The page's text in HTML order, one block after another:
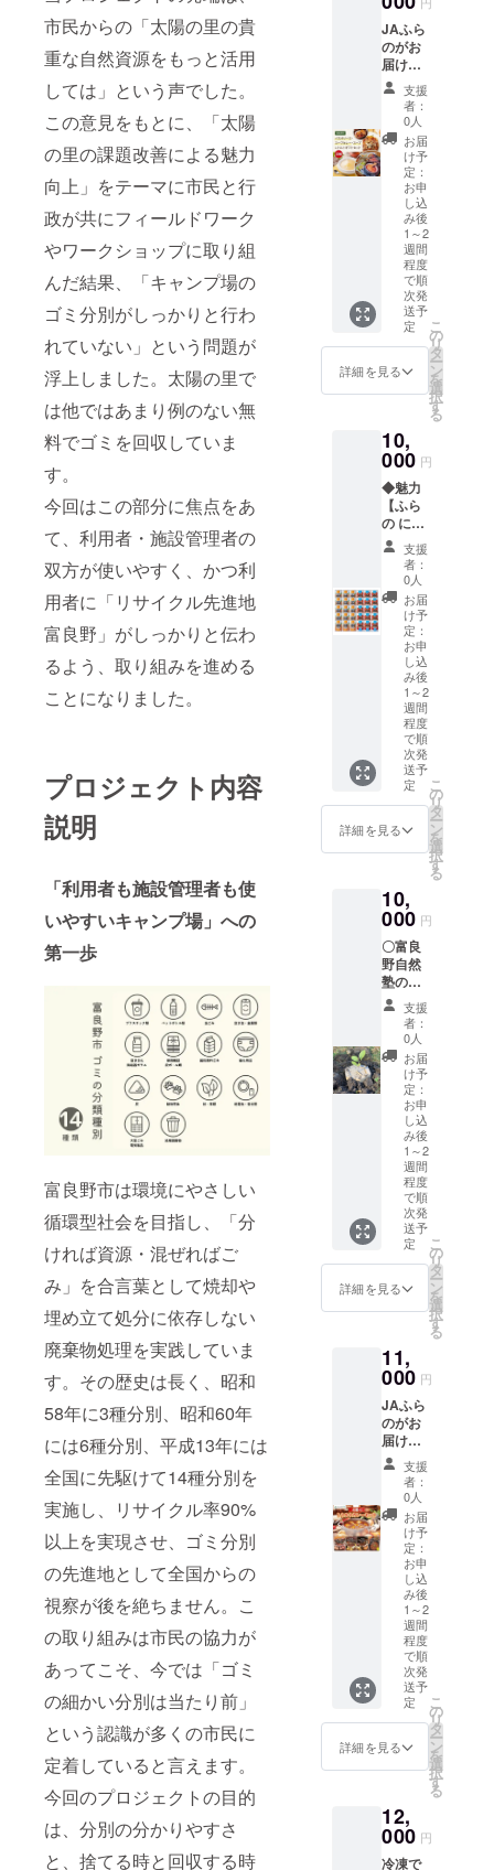
市民からの「太陽の里の貴
重な自然資源をもっと活用
しては」という声でした。
この意見をもとに、「太陽
の里の課題改善による魅力
向上」をテーマに市民と行
政が共にフィールドワーク
やワークショップに取り組
んだ結果、「キャンプ場の
ゴミ分別がしっかりと行わ
れていない」という問題が
浮上しました。太陽の里で
は他ではあまり例のない無
料でゴミを回収していま
す。
今回はこの部分に焦点をあ
て、利用者・施設管理者の
双方が使いやすく、かつ利
用者に「リサイクル先進地
富良野」がしっかりと伝わ
るよう、取り組みを進める
ことになりました。
プロジェクト内容
説明
「利用者も施設管理者も使
いやすいキャンプ場」への
第一歩
富良野市は環境にやさしい
循環型社会を目指し、「分
ければ資源・混ぜればご
み」を合言葉として焼却や
埋め立て処分に依存しない
廃棄物処理を実践していま
す。その歴史は長く、昭和
58年に3種分別、昭和60年
には6種分別、平成13年には
全国に先駆けて14種分別を
実施し、リサイクル率90%
以上を実現させ、ゴミ分別
の先進地として全国からの
視察が後を絶ちません。こ
の取り組みは市民の協力が
あってこそ、今では「ゴミ
の細かい分別は当たり前」
という認識が多くの市民に
定着していると言えます。
今回のプロジェクトの目的
は、分別の分かりやすさ
と、捨てる時と回収する時
めした
いで
す。 羊
らしさ
を欠点
ではな
く、利
点とす
るため
の谷成
吉思汗
特製タ
レで
す。 特
徴は、
あっさ
り甘辛
タイプ
です。
・おす
のまま
流水で
表面を
解凍、
または
冷蔵庫
にて解
凍して
くださ
い。 フ
ライパ
ン○、
ホット
プレー
ト◎、
鉄板○、
網△、
ジンギ
スカン
鍋◎ 味
付ジン
ギスカ
ンの場
とおい
しくな
くなり
ます。
蒸すイ
メージ
で、色
が変
わった
ら食べ
ると、
谷成吉
思汗特
製タレ
と羊肉
のうま
みが
マッチ
しま
す。 節
操なく
さわる
と美味
す。 ・
おすす
途 ギフ
ト/お歳
暮/お祝
い/贈答
品な
ど、ま
たはご
自分用
に。 ・
保存方
-18℃以
下で保
存して
くださ
い。 ※
解凍後
はお早
めにお
召し上
包装方
法 真空
包装 ■
JAふら
のがお
届けす
るレト
ルトの
パスタ
ソー
ス・
スープ
レー・
スープ
が8種類
入った
セット
です。
JAふら
ので人
気の"富
良野
スープ
カレー
ン"はチ
キン
レッグ
が1本
入って
おり、
崩しな
がらお
召し上
がりい
ただけ
ます。
ギフト
箱に
入って
おりま
すの
で、プ
レゼン
トなど
にもご
使用可
能で
す。ぜ
ひお召
りくだ
さい。
■お礼品
の内容
につい
て ・富
良野パ
スタ
カルボ
ナーラ
[120g×
1袋]
製
造地:北
海道札
幌市
賞
味期限:
製造日
から
18ヶ月
・富良
野パス
タ ボ
ロネー
[110g×
1袋]
製
造地:北
海道札
幌市
賞
味期限:
製造日
から
18ヶ月
・富良
野パス
タ 海
老とト
マトの
クリー
ムパス
タソー
[130g×
1袋]
製
造地:長
野県松
賞
味期限:
製造日
から
支援
者：
0人
お届
け予
定：
お申
し込
み後
1～2
週間
程度
で順
次発
送予
定
詳細を見る
こ
の
リ
タ
ー
ン
を
選
択
す
る
10,
000 円
◆魅力
【ふら
の にん
じん
100】
にんじ
んエキ
スとレ
モン果
汁のみ
を使用
した、
添加物
不使用
ジュー
スで
す。 使
用して
いるに
んじん
エキス
の人参
を株式
会社マ
ルハニ
チロ北
日本で
搾汁し
た原料
を使用
してお
りま
す。 使
用して
いるに
んじん
は「向
陽2号」
という
品種に
拘り、
にんじ
んの甘
さと香
りを引
き出し
ます。
富良野
市が認
めたブ
ランド
「メイ
ドイン
フラ
ノ」認
定製品
です。
【ふら
のトマ
ト100
食塩無
添加】
北海道
産のト
マトの
みを使
用した
添加物
不使用
の
ジュー
す。 生
鮮用ト
マトと
は違
支援
者：
0人
お届
け予
定：
お申
し込
み後
1～2
週間
程度
で順
次発
送予
定
詳細を見る
こ
の
リ
タ
ー
ン
を
選
択
す
る
10,
000 円
〇富良
野自然
塾の森
づくり
作家・
倉本聰
が主宰
する
NPO法
人富良
野自然
塾は、
2005年
よりゴ
ルフ場
跡地を
元の森
に還す
「森づ
くり」
とその
フィー
使った
環境教
育を
行って
いま
す。 富
良野自
然塾が
森づく
りに携
わるの
は自ら
の命の
ため。
人が生
きてい
くため
になく
てはな
らない
水と空
気を供
給して
くれる
木とそ
ぱを育
てるた
めで
す。
支援
者：
0人
お届
け予
定：
お申
し込
み後
1～2
週間
程度
で順
次発
送予
定
詳細を見る
こ
の
リ
タ
ー
ン
を
選
択
す
る
11,
000 円
JAふら
のがお
届けす
る4種の
カレー
セット
です。
人気の
ブラッ
クカ
レー
(ビー
フ・
ポー
ク・焙
りチキ
ン)と富
良野の
ビーン
ズスパ
イスカ
レーが
いま
す。 素
材にこ
だわっ
支援
者：
0人
お届
け予
定：
お申
し込
み後
1～2
週間
程度
で順
次発
送予
定
詳細を見る
こ
の
リ
タ
ー
ン
を
選
択
す
る
12,
000 円
冷凍で